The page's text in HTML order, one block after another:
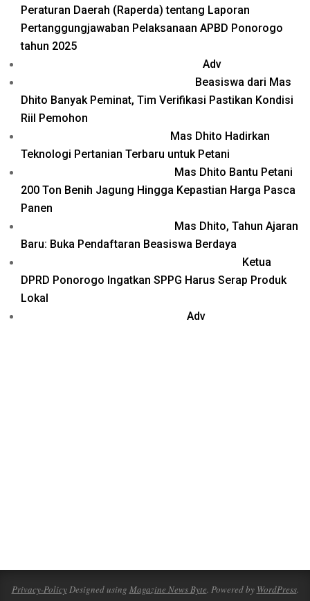
Peraturan Daerah (Raperda) tentang Laporan
Pertanggungjawaban Pelaksanaan APBD Ponorogo
tahun 2025
Adv
Beasiswa dari Mas
Dhito Banyak Peminat, Tim Verifikasi Pastikan Kondisi
Riil Pemohon
Mas Dhito Hadirkan
Teknologi Pertanian Terbaru untuk Petani
Mas Dhito Bantu Petani
200 Ton Benih Jagung Hingga Kepastian Harga Pasca
Panen
Mas Dhito, Tahun Ajaran
Baru: Buka Pendaftaran Beasiswa Berdaya
Ketua
DPRD Ponorogo Ingatkan SPPG Harus Serap Produk
Lokal
Adv
Privacy-PolicyDesigned using Magazine News Byte. Powered by WordPress.